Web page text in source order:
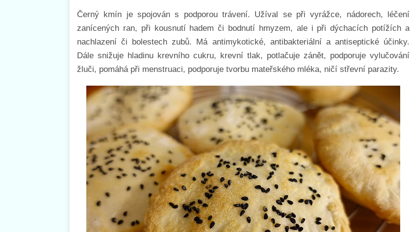
Černý kmín je spojován s podporou trávení. Užíval se při vyrážce, nádorech, léčení
zanícených ran, při kousnutí hadem či bodnutí hmyzem, ale i při dýchacích potížích a
nachlazení či bolestech zubů. Má antimykotické, antibakteriální a antiseptické účinky.
Dále snižuje hladinu krevního cukru, krevní tlak, potlačuje zánět, podporuje vylučování
žluči, pomáhá při menstruaci, podporuje tvorbu mateřského mléka, ničí střevní parazity.